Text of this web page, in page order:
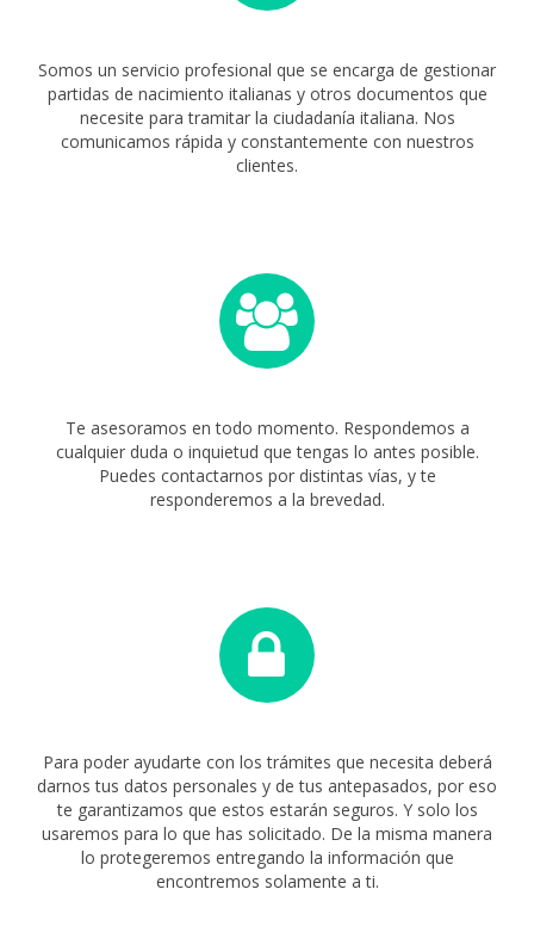
Somos un servicio profesional que se encarga de gestionar
partidas de nacimiento italianas y otros documentos que
necesite para tramitar la ciudadanía italiana. Nos
comunicamos rápida y constantemente con nuestros
clientes.
Te asesoramos en todo momento. Respondemos a
cualquier duda o inquietud que tengas lo antes posible.
Puedes contactarnos por distintas vías, y te
responderemos a la brevedad.
Para poder ayudarte con los trámites que necesita deberá
darnos tus datos personales y de tus antepasados, por eso
te garantizamos que estos estarán seguros. Y solo los
usaremos para lo que has solicitado. De la misma manera
lo protegeremos entregando la información que
encontremos solamente a ti.